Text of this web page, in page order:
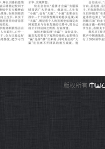
版权所有 中国